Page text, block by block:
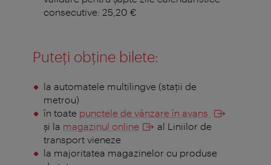
consecutive: 25,20 €
Puteți obține bilete:
la automatele multilingve (stații de
metrou)
în toate punctele de vânzare în avans
și la magazinul online
al Liniilor de
transport vieneze
la majoritatea magazinelor cu produse